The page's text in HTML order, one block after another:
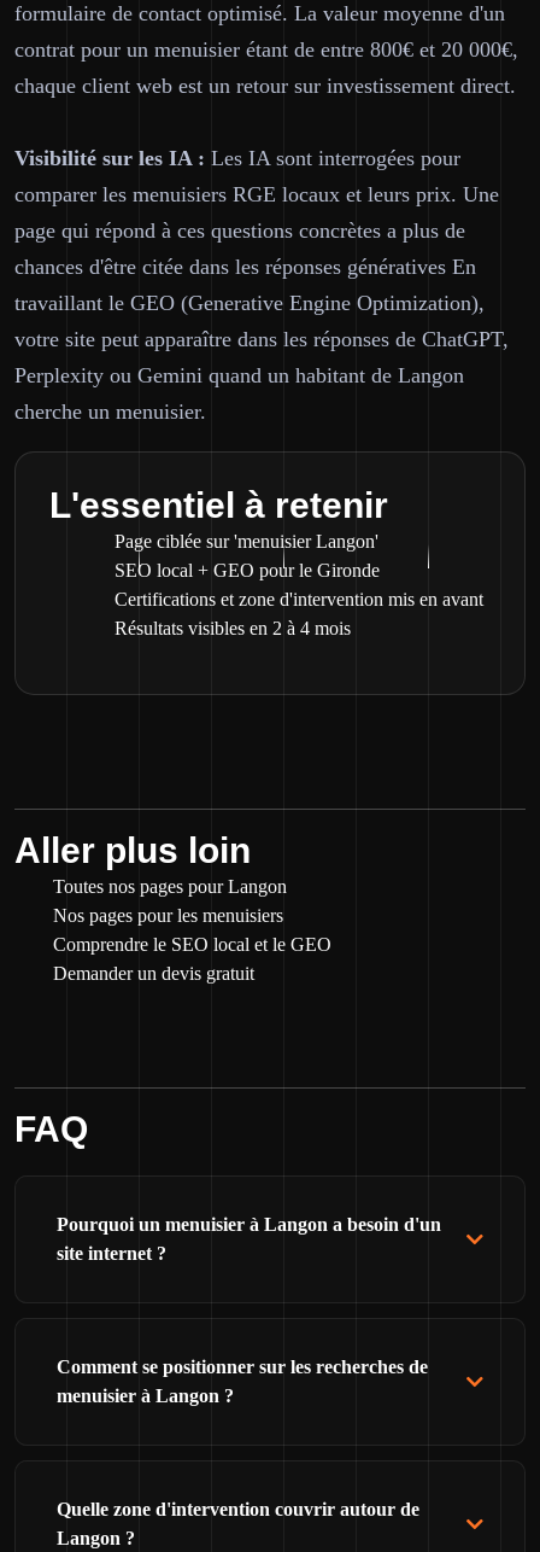
formulaire de contact optimisé. La valeur moyenne d'un
contrat pour un menuisier étant de entre 800€ et 20 000€,
chaque client web est un retour sur investissement direct.
Visibilité sur les IA : Les IA sont interrogées pour
comparer les menuisiers RGE locaux et leurs prix. Une
page qui répond à ces questions concrètes a plus de
chances d'être citée dans les réponses génératives En
travaillant le GEO (Generative Engine Optimization),
votre site peut apparaître dans les réponses de ChatGPT,
Perplexity ou Gemini quand un habitant de Langon
cherche un menuisier.
L'essentiel à retenir
Page ciblée sur 'menuisier Langon'
SEO local + GEO pour le Gironde
Certifications et zone d'intervention mis en avant
Résultats visibles en 2 à 4 mois
Aller plus loin
Toutes nos pages pour Langon
Nos pages pour les menuisiers
Comprendre le SEO local et le GEO
Demander un devis gratuit
FAQ
Pourquoi un menuisier à Langon a besoin d'un
site internet ?
Comment se positionner sur les recherches de
menuisier à Langon ?
Quelle zone d'intervention couvrir autour de
Langon ?